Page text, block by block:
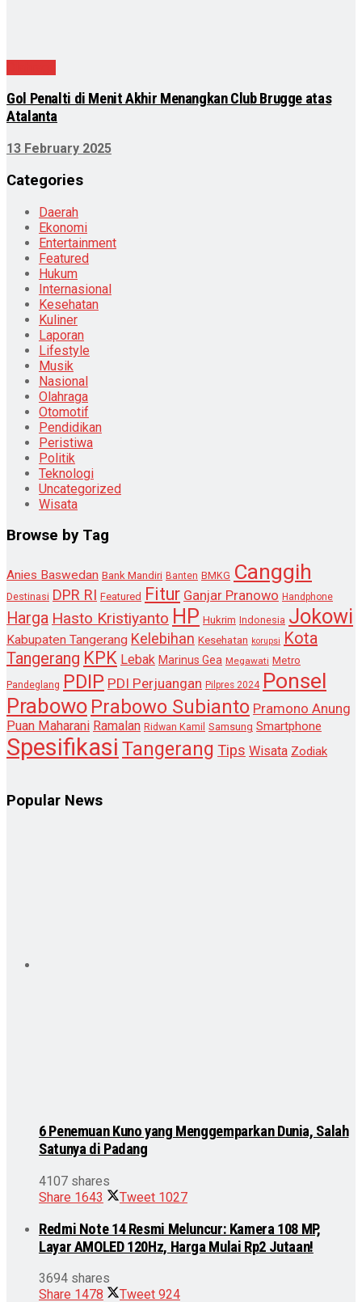
Gol Penalti di Menit Akhir Menangkan Club Brugge atas
Atalanta
13 February 2025
Categories
Daerah
Ekonomi
Entertainment
Featured
Hukum
Internasional
Kesehatan
Kuliner
Laporan
Lifestyle
Musik
Nasional
Olahraga
Otomotif
Pendidikan
Peristiwa
Politik
Teknologi
Uncategorized
Wisata
Browse by Tag
Anies Baswedan Bank Mandiri Banten BMKG Canggih
Destinasi DPR RI Featured Fitur Ganjar Pranowo Handphone
Harga Hasto Kristiyanto HP Hukrim Indonesia Jokowi
Kabupaten Tangerang Kelebihan Kesehatan korupsi Kota
Tangerang KPK Lebak Marinus Gea Megawati Metro
Pandeglang PDIP PDI Perjuangan Pilpres 2024 Ponsel
Prabowo Prabowo Subianto Pramono Anung
Puan Maharani Ramalan Ridwan Kamil Samsung Smartphone
Spesifikasi Tangerang Tips Wisata Zodiak
Popular News
6 Penemuan Kuno yang Menggemparkan Dunia, Salah
Satunya di Padang
4107 shares
Share 1643 Tweet 1027
Redmi Note 14 Resmi Meluncur: Kamera 108 MP,
Layar AMOLED 120Hz, Harga Mulai Rp2 Jutaan!
3694 shares
Share 1478 Tweet 924